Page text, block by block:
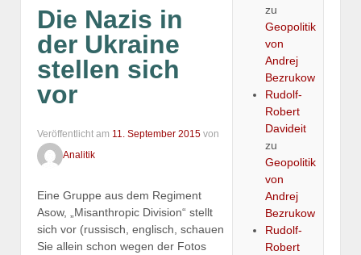
Die Nazis in
der Ukraine
stellen sich
vor
Veröffentlicht am 11. September 2015 von
Analitik
Eine Gruppe aus dem Regiment
Asow, „Misanthropic Division“ stellt
sich vor (russisch, englisch, schauen
Sie allein schon wegen der Fotos
zu
Geopolitik
von
Andrej
Bezrukow
Rudolf-
Robert
Davideit
zu
Geopolitik
von
Andrej
Bezrukow
Rudolf-
Robert